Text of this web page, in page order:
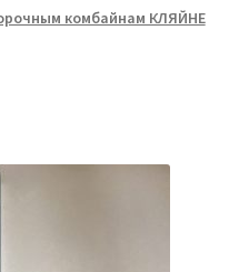
комбайнам КЛЯЙНЕ